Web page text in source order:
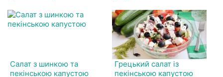
Салат з шинкою та
пекінською капустою
Грецький салат із
пекінською капустою